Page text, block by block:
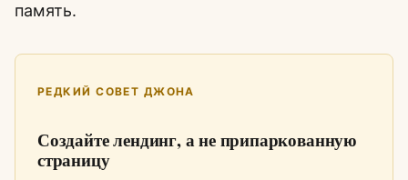
память.
РЕДКИЙ СОВЕТ ДЖОНА
Создайте лендинг, а не припаркованную
страницу